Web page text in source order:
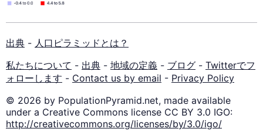
出典 - 人口ピラミッドとは？
私たちについて - 出典 - 地域の定義 - ブログ - Twitterでフ
ォローします - Contact us by email - Privacy Policy
© 2026 by PopulationPyramid.net, made available
under a Creative Commons license CC BY 3.0 IGO:
http://creativecommons.org/licenses/by/3.0/igo/